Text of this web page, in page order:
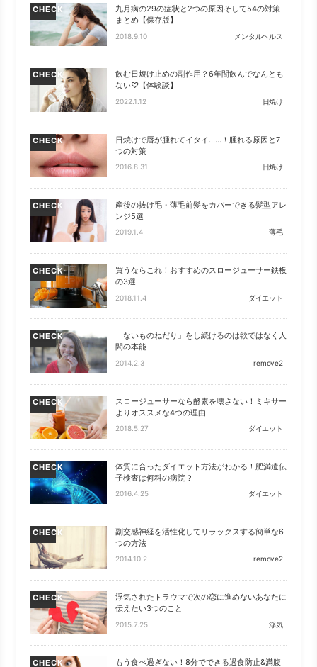
CHECK
九月病の29の症状と2つの原因そして54の対策
まとめ【保存版】
2018.9.10 メンタルヘルス
CHECK
飲む日焼け止めの副作用？6年間飲んでなんとも
ない♡【体験談】
2022.1.12 日焼け
CHECK
日焼けで唇が腫れてイタイ……！腫れる原因と7
つの対策
2016.8.31 日焼け
CHECK
産後の抜け毛・薄毛前髪をカバーできる髪型アレ
ンジ5選
2019.1.4 薄毛
CHECK
買うならこれ！おすすめのスロージューサー鉄板
の3選
2018.11.4 ダイエット
CHECK
「ないものねだり」をし続けるのは欲ではなく人
間の本能
2014.2.3 remove2
CHECK
スロージューサーなら酵素を壊さない！ミキサー
よりオススメな4つの理由
2018.5.27 ダイエット
CHECK
体質に合ったダイエット方法がわかる！肥満遺伝
子検査は何科の病院？
2016.4.25 ダイエット
CHECK
副交感神経を活性化してリラックスする簡単な6
つの方法
2014.10.2 remove2
CHECK
浮気されたトラウマで次の恋に進めないあなたに
伝えたい3つのこと
2015.7.25 浮気
CHECK もう食べ過ぎない！8分でできる過食防止&満腹